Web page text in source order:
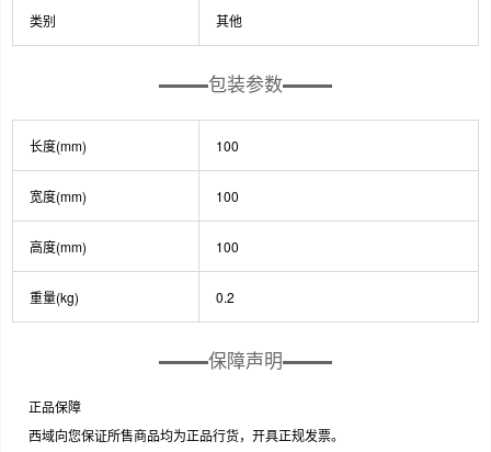
类别 其他
包装参数
长度(mm) 100
宽度(mm) 100
高度(mm) 100
重量(kg) 0.2
保障声明
正品保障
西域向您保证所售商品均为正品行货，开具正规发票。